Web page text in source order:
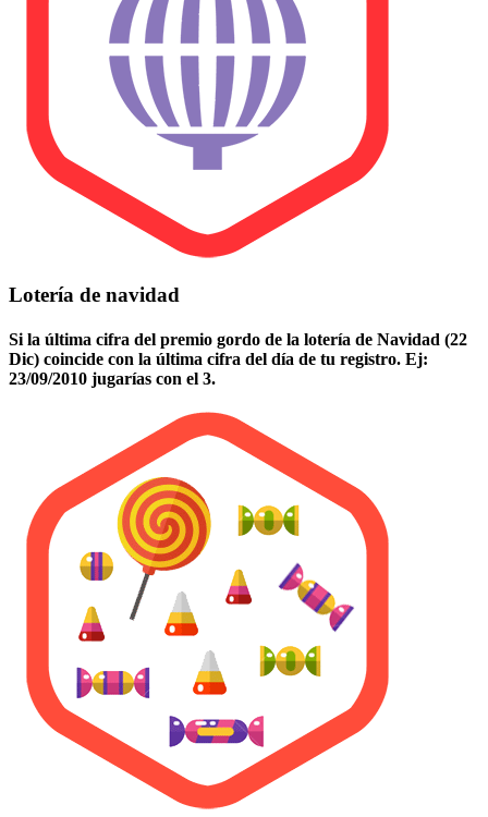
Lotería de navidad
Si la última cifra del premio gordo de la lotería de Navidad (22
Dic) coincide con la última cifra del día de tu registro. Ej:
23/09/2010 jugarías con el 3.